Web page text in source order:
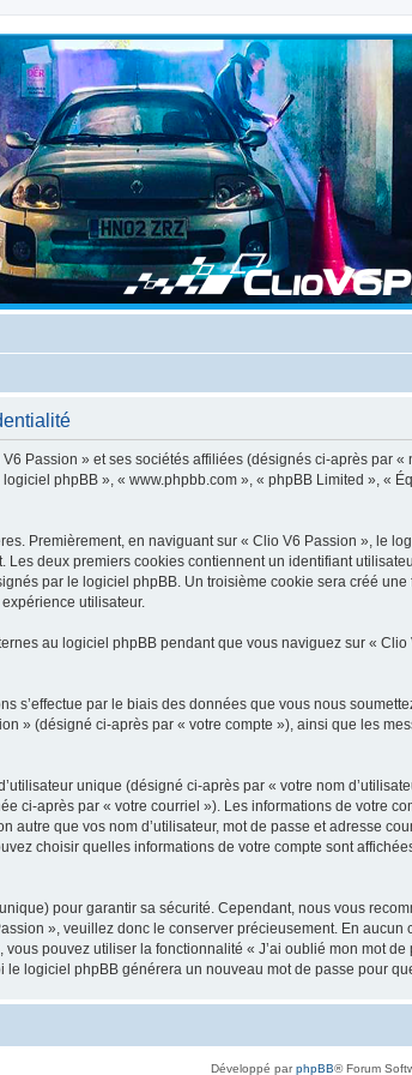
Passion » et ses sociétés affiliées (désignés ci-après par
phpBB », « www.phpbb.com », « phpBB Limited », «
Premièrement, en naviguant sur « Clio V6 Passion », le
Les deux premiers cookies contiennent un identifiant
par le logiciel phpBB. Un troisième cookie sera créé
utilisateur.
au logiciel phpBB pendant que vous naviguez sur «
s’effectue par le biais des données que vous nous
» (désigné ci-après par « votre compte »), ainsi que les
unique (désigné ci-après par « votre nom
ci-après par « votre courriel »). Les informations de votre
autre que vos nom d’utilisateur, mot de passe et adresse
choisir quelles informations de votre compte sont
pour garantir sa sécurité. Cependant, nous vous
», veuillez donc le conserver précieusement. En
vous pouvez utiliser la fonctionnalité « J’ai oublié mon mot
le logiciel phpBB générera un nouveau mot de passe pour
Développé parphpBB® Forum